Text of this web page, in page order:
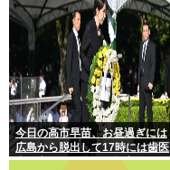
今日の高市早苗、お昼過ぎには
広島から脱出して17時には歯医
者に寄ってそのまま帰宅